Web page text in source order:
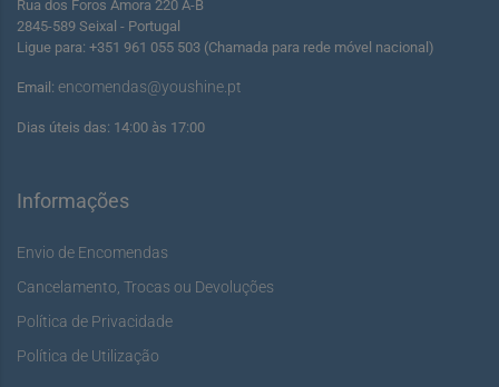
Rua dos Foros Amora 220 A-B
2845-589 Seixal - Portugal
Ligue para: +351 961 055 503 (Chamada para rede móvel nacional)
Email: encomendas@youshine.pt
Dias úteis das: 14:00 às 17:00
Informações
Envio de Encomendas
Cancelamento, Trocas ou Devoluções
Política de Privacidade
Política de Utilização